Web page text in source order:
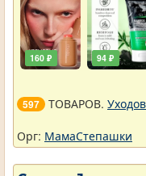
160 ₽ 94 ₽
597 ТОВАРОВ.
Орг: МамаСтепашки